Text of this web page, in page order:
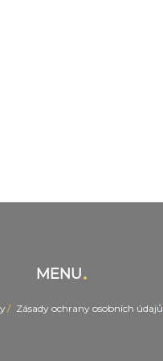
MENU
Zásady ochrany osobních údajů